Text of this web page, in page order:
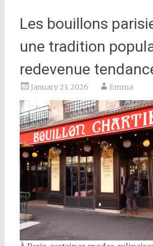
Les bouillons
une tradition
redevenue
January 23, 2026 Emma